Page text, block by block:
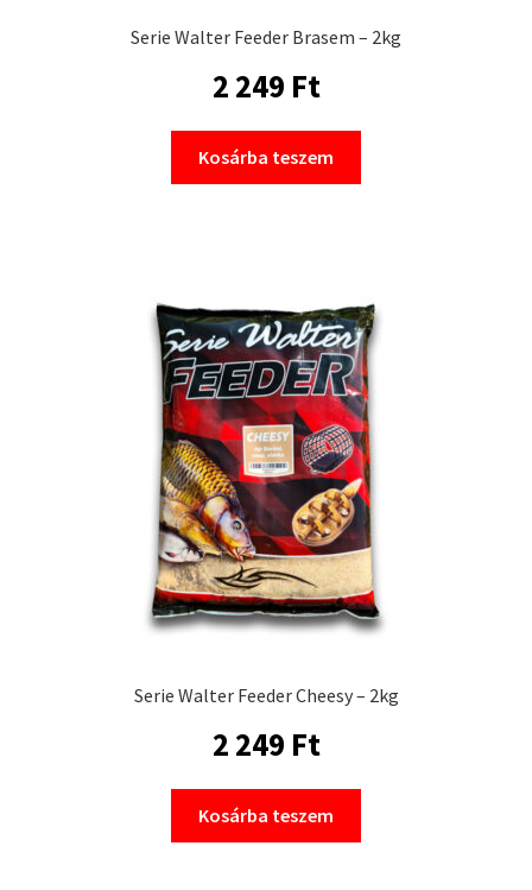
Serie Walter Feeder Brasem – 2kg
2 249 Ft
Kosárba teszem
Serie Walter Feeder Cheesy – 2kg
2 249 Ft
Kosárba teszem